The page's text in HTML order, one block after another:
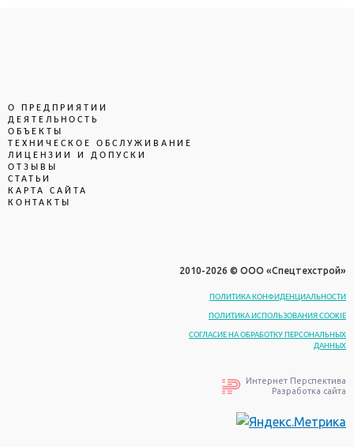
О ПРЕДПРИЯТИИ
ДЕЯТЕЛЬНОСТЬ
ОБЪЕКТЫ
ТЕХНИЧЕСКОЕ ОБСЛУЖИВАНИЕ
ЛИЦЕНЗИИ И ДОПУСКИ
ОТЗЫВЫ
СТАТЬИ
КАРТА САЙТА
КОНТАКТЫ
2010-2026 © ООО «Спецтехстрой»
ПОЛИТИКА КОНФИДЕНЦИАЛЬНОСТИ
ПОЛИТИКА ИСПОЛЬЗОВАНИЯ COOKIE
СОГЛАСИЕ НА ОБРАБОТКУ ПЕРСОНАЛЬНЫХ
ДАННЫХ
Интернет Перспектива
Разработка сайта